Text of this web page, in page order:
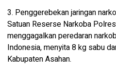
3. Penggerebekan jaringan
Satuan Reserse Narkoba
menggagalkan peredaran
Indonesia, menyita 8 kg sabu
Kabupaten Asahan.